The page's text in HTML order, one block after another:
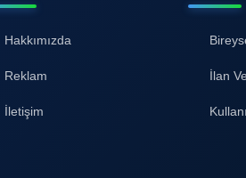
Hakkımızda
Reklam
İletişim
İlan